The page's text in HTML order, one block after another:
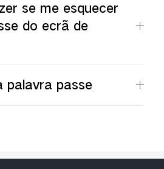
se me esquecer
do ecrã de
palavra passe